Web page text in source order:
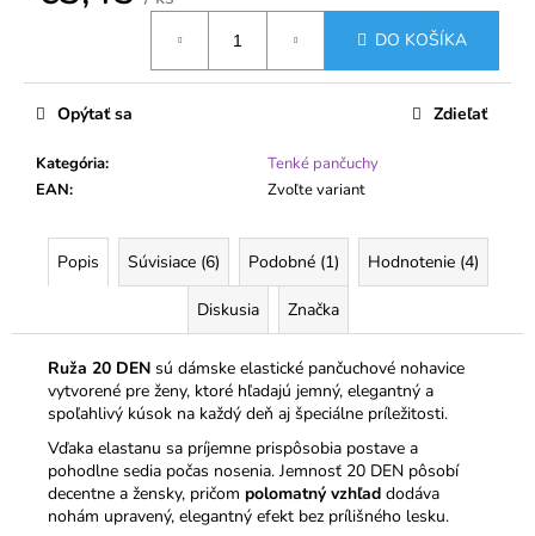
DO KOŠÍKA
Kategória:
Tenké pančuchy
EAN: Zvoľte variant
Opýtať sa Zdieľať
Popis Súvisiace (6) Podobné (1) Hodnotenie (4)
Diskusia Značka
Ruža 20 DEN sú dámske elastické pančuchové nohavice
vytvorené pre ženy, ktoré hľadajú jemný, elegantný a
spoľahlivý kúsok na každý deň aj špeciálne príležitosti.
Vďaka elastanu sa príjemne prispôsobia postave a
pohodlne sedia počas nosenia. Jemnosť 20 DEN pôsobí
decentne a žensky, pričom polomatný vzhľad dodáva
nohám upravený, elegantný efekt bez prílišného lesku.